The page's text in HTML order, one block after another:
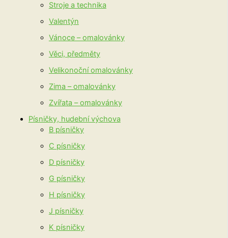
Stroje a technika
Valentýn
Vánoce – omalovánky
Věci, předměty
Velikonoční omalovánky
Zima – omalovánky
Zvířata – omalovánky
Písničky, hudební výchova
B písničky
C písničky
D písničky
G písničky
H písničky
J písničky
K písničky